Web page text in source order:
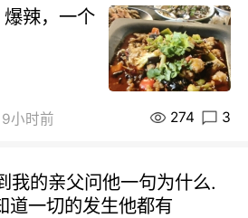
辣，一个
9小时前 274 3
我的亲父问他一句为什么.
道一切的发生他都有